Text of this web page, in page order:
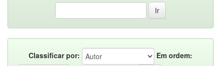
Classificar por:
Em ordem: